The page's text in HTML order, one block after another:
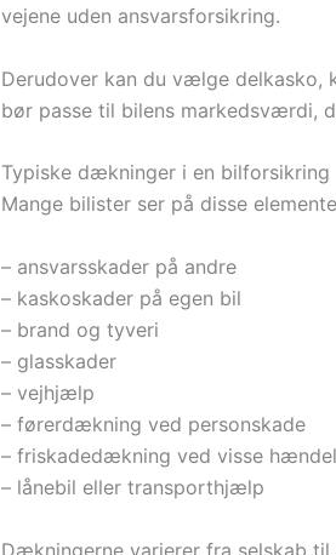
vejene uden ansvarsforsikring.
Derudover kan du vælge delkasko,
bør passe til bilens markedsværdi,
Typiske dækninger i en bilforsikring
Mange bilister ser på disse
– ansvarsskader på andre
– kaskoskader på egen bil
– brand og tyveri
– glasskader
– vejhjælp
– førerdækning ved personskade
– friskadedækning ved visse
– lånebil eller transporthjælp
Dækningerne varierer fra selskab